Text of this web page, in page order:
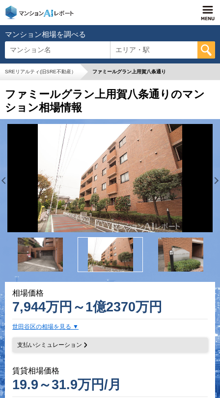
マンション相場を調べる
マンション名 エリア・駅
SREリアルティ(旧SRE不動産） ファミールグラン上用賀八条通り
ファミールグラン上用賀八条通りのマン
ション相場情報
相場価格
7,944万円～1億2370万円
世田谷区の相場を見る
支払いシミュレーション
賃貸相場価格
19.9～31.9万円/月